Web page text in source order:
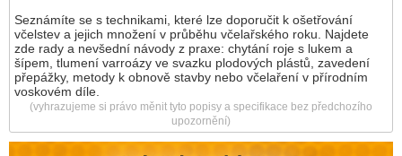
Seznámíte se s technikami, které lze doporučit k ošetřování
včelstev a jejich množení v průběhu včelařského roku. Najdete
zde rady a nevšední návody z praxe: chytání roje s lukem a
šípem, tlumení varroázy ve svazku plodových plástů, zavedení
přepážky, metody k obnově stavby nebo včelaření v přírodním
voskovém díle.
(vyhrazujeme si právo měnit tyto popisy a specifikace bez předchozího
upozornění)